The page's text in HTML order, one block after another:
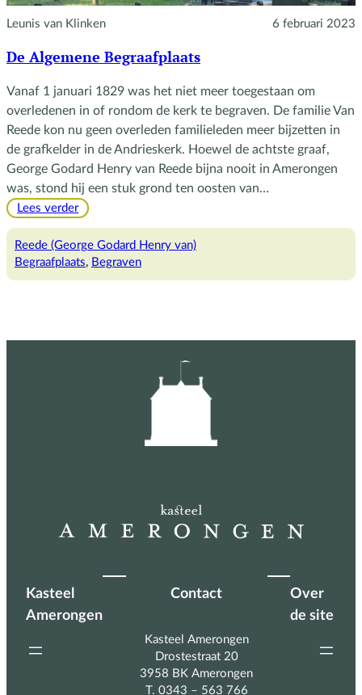
Leunis van Klinken 6 februari 2023
De Algemene Begraafplaats
Vanaf 1 januari 1829 was het niet meer toegestaan om
overledenen in of rondom de kerk te begraven. De familie Van
Reede kon nu geen overleden familieleden meer bijzetten in
de grafkelder in de Andrieskerk. Hoewel de achtste graaf,
George Godard Henry van Reede bijna nooit in Amerongen
was, stond hij een stuk grond ten oosten van…
Lees verder:
Algemene
Begraafplaats
Reede (George Godard Henry van)
Begraafplaats, Begraven
Kasteel
Amerongen
Contact
Kasteel Amerongen
Drostestraat 20
3958 BK Amerongen
T. 0343 – 563 766
Over
de site